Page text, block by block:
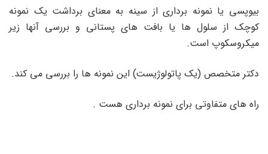
بیوپسی یا نمونه برداری از سینه به معنای برداشت یک نمونه
کوچک از سلول ها یا بافت های پستانی و بررسی آنها زیر
میکروسکوپ است.
دکتر متخصص (یک پاتولوژیست) این نمونه ها را بررسی می کند.
راه های متفاوتی برای نمونه برداری هست .